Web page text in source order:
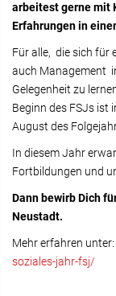
arbeitest gerne mit
Erfahrungen in
Für alle, die sich für
auch Management
Gelegenheit zu
Beginn des FSJs ist
August des
In diesem Jahr
Fortbildungen und
Dann bewirb Dich
Neustadt.
Mehr erfahren unter:
soziales-jahr-fsj/